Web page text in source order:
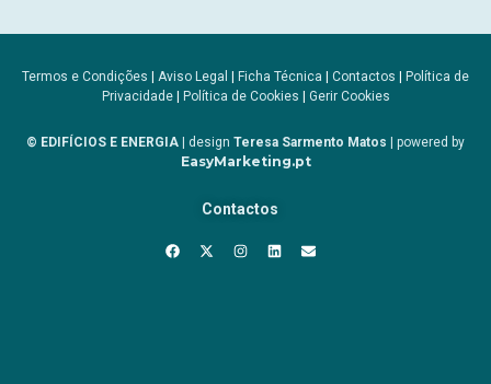
Termos e Condições | Aviso Legal | Ficha Técnica | Contactos | Política de
Privacidade| Política de Cookies | Gerir Cookies
© EDIFÍCIOS E ENERGIA | design Teresa Sarmento Matos | powered by
EasyMarketing.pt
Contactos